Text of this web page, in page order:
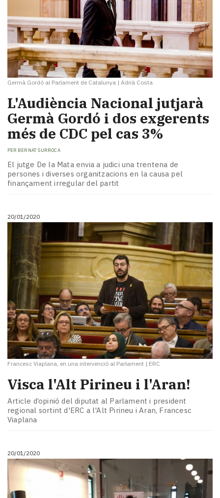
Germà Gordó al Parlament de Catalunya | Adrià Costa
L'Audiència Nacional jutjarà
Germà Gordó i dos exgerents
més de CDC pel cas 3%
PER BERNAT SURROCA
El jutge De la Mata envia a judici una trentena de
persones i diverses organitzacions en la causa pel
finançament irregular del partit
20/01/2020
Francesc Viaplana, en una intervenció al Parlament | ERC
Visca l'Alt Pirineu i l'Aran!
Article d’opinió del diputat al Parlament i president
regional sortint d'ERC a l'Alt Pirineu i Aran, Francesc
Viaplana
20/01/2020